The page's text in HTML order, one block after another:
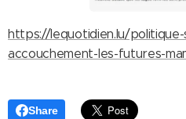
https://lequotidien.lu/
accouchement-les-futures-
Share